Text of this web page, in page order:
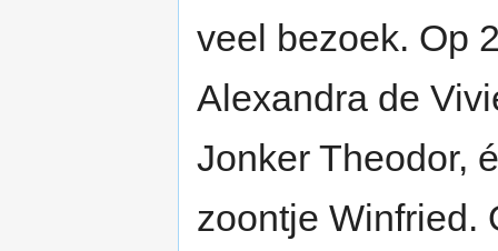
veel bezoek. Op
Alexandra de
Jonker Theodor,
zoontje Winfried.